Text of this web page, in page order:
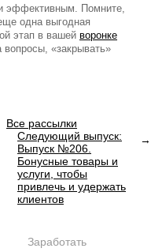
эффективным. Помните,
одна выгодная
этап в вашей воронке
вопросы, «закрывать»
Все рассылки
Следующий выпуск:
Выпуск №206.
Бонусные товары и
услуги, чтобы
привлечь и удержать
клиентов
Заработать